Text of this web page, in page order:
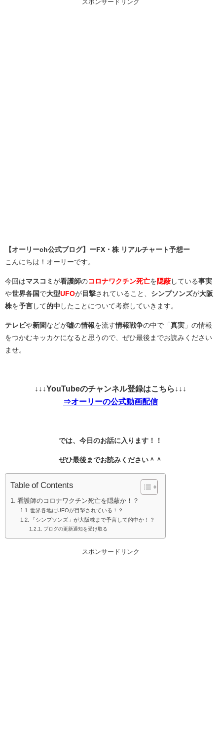
スポンサードリンク
【オーリーch公式ブログ】ーFX・株 リアルチャート予想ー
こんにちは！オーリーです。
今回はマスコミ が看護師のコロナワクチン死亡を 隠蔽 している事実
や世界各国 で大型UFOが 目撃されていること、 シンプソンズが大阪
株を予言 して的中 したことについて考察していきます。
テレビや新聞などが嘘の情報を流す情報戦争の中で「 真実 」の情報
をつかむキッカケになると思うので、ぜひ最後までお読みください
ませ。
↓↓↓YouTubeのチャンネル登録はこちら↓↓↓
⇒オーリーの公式動画配信
では、今日のお話に入ります！！
ぜひ最後までお読みください＾＾
Table of Contents
看護師のコロナワクチン死亡を隠蔽か！？
世界各地にUFOが目撃されている！？
「シンプソンズ」が大阪株まで予言して的中か！？
ブログの更新通知を受け取る
スポンサードリンク